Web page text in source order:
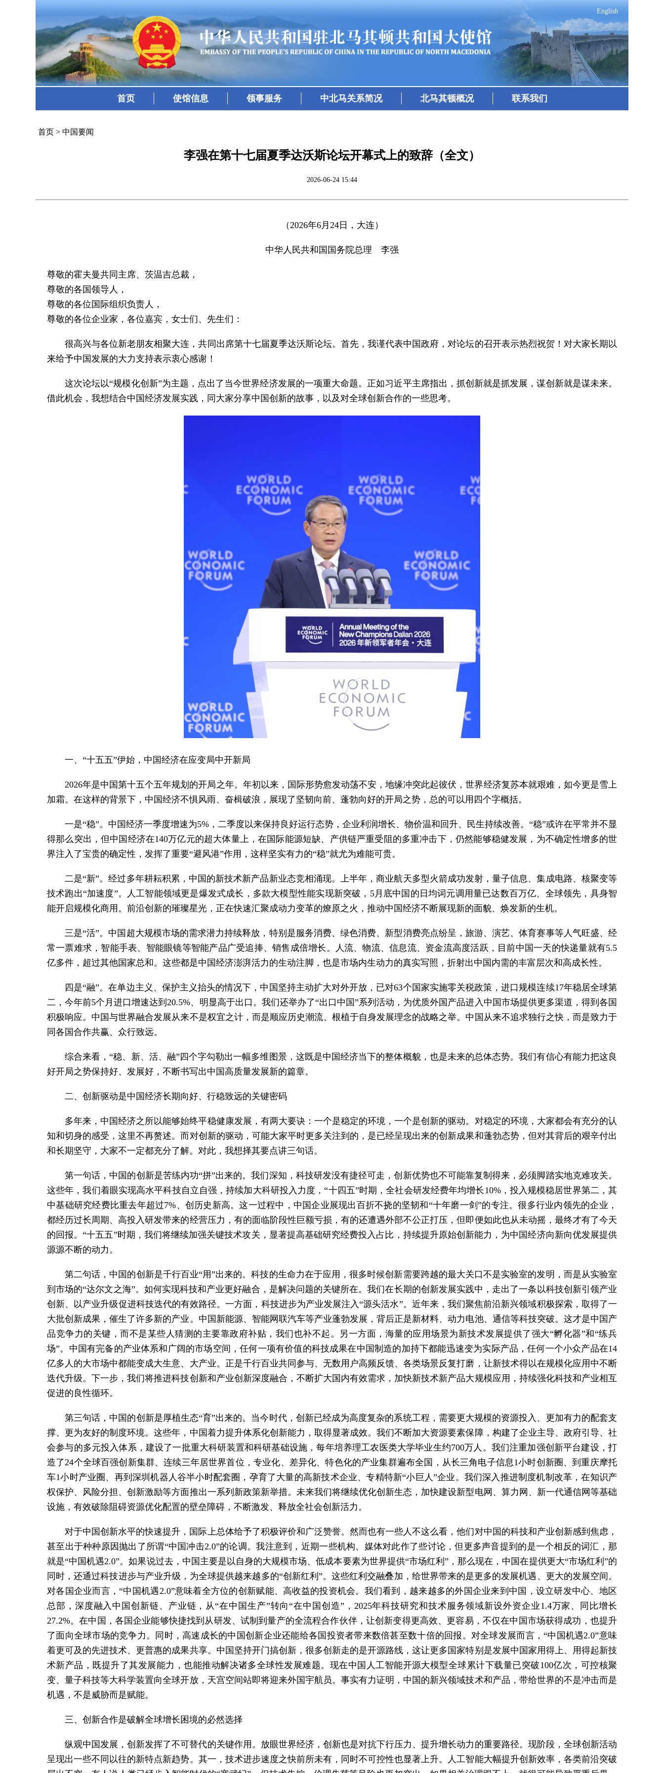
English
首页 使馆信息 领事服务 中北马关系简况 北马其顿概况 联系我们
首页 > 中国要闻
李强在第十七届夏季达沃斯论坛开幕式上的致辞（全文）
2026-06-24 15:44
（2026年6月24日，大连）
中华人民共和国国务院总理 李强
尊敬的霍夫曼共同主席、茨温吉总裁，
尊敬的各国领导人，
尊敬的各位国际组织负责人，
尊敬的各位企业家，各位嘉宾，女士们、先生们：
很高兴与各位新老朋友相聚大连，共同出席第十七届夏季达沃斯论坛。首先，我谨代表中国政府，对论坛的召开表示热烈祝贺！对大家长期以
来给予中国发展的大力支持表示衷心感谢！
这次论坛以“规模化创新”为主题，点出了当今世界经济发展的一项重大命题。正如习近平主席指出，抓创新就是抓发展，谋创新就是谋未来。
借此机会，我想结合中国经济发展实践，同大家分享中国创新的故事，以及对全球创新合作的一些思考。
一、“十五五”伊始，中国经济在应变局中开新局
2026年是中国第十五个五年规划的开局之年。年初以来，国际形势愈发动荡不安，地缘冲突此起彼伏，世界经济复苏本就艰难，如今更是雪上
加霜。在这样的背景下，中国经济不惧风雨、奋楫破浪，展现了坚韧向前、蓬勃向好的开局之势，总的可以用四个字概括。
一是“稳”。中国经济一季度增速为5%，二季度以来保持良好运行态势，企业利润增长、物价温和回升、民生持续改善。“稳”或许在平常并不显
得那么突出，但中国经济在140万亿元的超大体量上，在国际能源短缺、产供链严重受阻的多重冲击下，仍然能够稳健发展，为不确定性增多的世
界注入了宝贵的确定性，发挥了重要“避风港”作用，这样坚实有力的“稳”就尤为难能可贵。
二是“新”。经过多年耕耘积累，中国的新技术新产品新业态竞相涌现。上半年，商业航天多型火箭成功发射，量子信息、集成电路、核聚变等
技术跑出“加速度”。人工智能领域更是爆发式成长，多款大模型性能实现新突破，5月底中国的日均词元调用量已达数百万亿、全球领先，具身智
能开启规模化商用。前沿创新的璀璨星光，正在快速汇聚成动力变革的燎原之火，推动中国经济不断展现新的面貌、焕发新的生机。
三是“活”。中国超大规模市场的需求潜力持续释放，特别是服务消费、绿色消费、新型消费亮点纷呈，旅游、演艺、体育赛事等人气旺盛、经
常一票难求，智能手表、智能眼镜等智能产品广受追捧、销售成倍增长。人流、物流、信息流、资金流高度活跃，目前中国一天的快递量就有5.5
亿多件，超过其他国家总和。这些都是中国经济澎湃活力的生动注脚，也是市场内生动力的真实写照，折射出中国内需的丰富层次和高成长性。
四是“融”。在单边主义、保护主义抬头的情况下，中国坚持主动扩大对外开放，已对63个国家实施零关税政策，进口规模连续17年稳居全球第
二，今年前5个月进口增速达到20.5%、明显高于出口。我们还举办了“出口中国”系列活动，为优质外国产品进入中国市场提供更多渠道，得到各国
积极响应。中国与世界融合发展从来不是权宜之计，而是顺应历史潮流、根植于自身发展理念的战略之举。中国从来不追求独行之快，而是致力于
同各国合作共赢、众行致远。
综合来看，“稳、新、活、融”四个字勾勒出一幅多维图景，这既是中国经济当下的整体概貌，也是未来的总体态势。我们有信心有能力把这良
好开局之势保持好、发展好，不断书写出中国高质量发展新的篇章。
二、创新驱动是中国经济长期向好、行稳致远的关键密码
多年来，中国经济之所以能够始终平稳健康发展，有两大要诀：一个是稳定的环境，一个是创新的驱动。对稳定的环境，大家都会有充分的认
知和切身的感受，这里不再赘述。而对创新的驱动，可能大家平时更多关注到的，是已经呈现出来的创新成果和蓬勃态势，但对其背后的艰辛付出
和长期坚守，大家不一定都充分了解。对此，我想择其要点讲三句话。
第一句话，中国的创新是苦练内功“拼”出来的。我们深知，科技研发没有捷径可走，创新优势也不可能靠复制得来，必须脚踏实地克难攻关。
这些年，我们着眼实现高水平科技自立自强，持续加大科研投入力度，“十四五”时期，全社会研发经费年均增长10%，投入规模稳居世界第二，其
中基础研究经费比重去年超过7%、创历史新高。这一过程中，中国企业展现出百折不挠的坚韧和“十年磨一剑”的专注。很多行业内领先的企业，
都经历过长周期、高投入研发带来的经营压力，有的面临阶段性巨额亏损，有的还遭遇外部不公正打压，但即便如此也从未动摇，最终才有了今天
的回报。“十五五”时期，我们将继续加强关键技术攻关，显著提高基础研究经费投入占比，持续提升原始创新能力，为中国经济向新向优发展提供
源源不断的动力。
第二句话，中国的创新是千行百业“用”出来的。科技的生命力在于应用，很多时候创新需要跨越的最大关口不是实验室的发明，而是从实验室
到市场的“达尔文之海”。如何实现科技和产业更好融合，是解决问题的关键所在。我们在长期的创新发展实践中，走出了一条以科技创新引领产业
创新、以产业升级促进科技迭代的有效路径。一方面，科技进步为产业发展注入“源头活水”。近年来，我们聚焦前沿新兴领域积极探索，取得了一
大批创新成果，催生了许多新的产业。中国新能源、智能网联汽车等产业蓬勃发展，背后正是新材料、动力电池、通信等科技突破。这才是中国产
品竞争力的关键，而不是某些人猜测的主要靠政府补贴，我们也补不起。另一方面，海量的应用场景为新技术发展提供了强大“孵化器”和“练兵
场”。中国有完备的产业体系和广阔的市场空间，任何一项有价值的科技成果在中国制造的加持下都能迅速变为实际产品，任何一个小众产品在14
亿多人的大市场中都能变成大生意、大产业。正是千行百业共同参与、无数用户高频反馈、各类场景反复打磨，让新技术得以在规模化应用中不断
迭代升级。下一步，我们将推进科技创新和产业创新深度融合，不断扩大国内有效需求，加快新技术新产品大规模应用，持续强化科技和产业相互
促进的良性循环。
第三句话，中国的创新是厚植生态“育”出来的。当今时代，创新已经成为高度复杂的系统工程，需要更大规模的资源投入、更加有力的配套支
撑、更为友好的制度环境。这些年，中国着力提升体系化创新能力，取得显著成效。我们不断加大资源要素保障，构建了企业主导、政府引导、社
会参与的多元投入体系，建设了一批重大科研装置和科研基础设施，每年培养理工农医类大学毕业生约700万人。我们注重加强创新平台建设，打
造了24个全球百强创新集群、连续三年居世界首位，专业化、差异化、特色化的产业集群遍布全国，从长三角电子信息1小时创新圈、到重庆摩托
车1小时产业圈、再到深圳机器人谷半小时配套圈，孕育了大量的高新技术企业、专精特新“小巨人”企业。我们深入推进制度机制改革，在知识产
权保护、风险分担、创新激励等方面推出一系列新政策新举措。未来我们将继续优化创新生态，加快建设新型电网、算力网、新一代通信网等基础
设施，有效破除阻碍资源优化配置的壁垒障碍，不断激发、释放全社会创新活力。
对于中国创新水平的快速提升，国际上总体给予了积极评价和广泛赞誉。然而也有一些人不这么看，他们对中国的科技和产业创新感到焦虑，
甚至出于种种原因抛出了所谓“中国冲击2.0”的论调。我注意到，近期一些机构、媒体对此作了些讨论，但更多声音提到的是一个相反的词汇，那
就是“中国机遇2.0”。如果说过去，中国主要是以自身的大规模市场、低成本要素为世界提供“市场红利”，那么现在，中国在提供更大“市场红利”的
同时，还通过科技进步与产业升级，为全球提供越来越多的“创新红利”。这些红利交融叠加，给世界带来的是更多的发展机遇、更大的发展空间。
对各国企业而言，“中国机遇2.0”意味着全方位的创新赋能、高收益的投资机会。我们看到，越来越多的外国企业来到中国，设立研发中心、地区
总部，深度融入中国创新链、产业链，从“在中国生产”转向“在中国创造”，2025年科技研究和技术服务领域新设外资企业1.4万家、同比增长
27.2%。在中国，各国企业能够快捷找到从研发、试制到量产的全流程合作伙伴，让创新变得更高效、更容易，不仅在中国市场获得成功，也提升
了面向全球市场的竞争力。同时，高速成长的中国创新企业还能给各国投资者带来数倍甚至数十倍的回报。对全球发展而言，“中国机遇2.0”意味
着更可及的先进技术、更普惠的成果共享。中国坚持开门搞创新，很多创新走的是开源路线，这让更多国家特别是发展中国家用得上、用得起新技
术新产品，既提升了其发展能力，也能推动解决诸多全球性发展难题。现在中国人工智能开源大模型全球累计下载量已突破100亿次，可控核聚
变、量子科技等大科学装置向全球开放，天宫空间站即将迎来外国宇航员。事实有力证明，中国的新兴领域技术和产品，带给世界的不是冲击而是
机遇，不是威胁而是赋能。
三、创新合作是破解全球增长困境的必然选择
纵观中国发展，创新发挥了不可替代的关键作用。放眼世界经济，创新也是对抗下行压力、提升增长动力的重要路径。现阶段，全球创新活动
呈现出一些不同以往的新特点新趋势。其一，技术进步速度之快前所未有，同时不可控性也显著上升。人工智能大幅提升创新效率，各类前沿突破